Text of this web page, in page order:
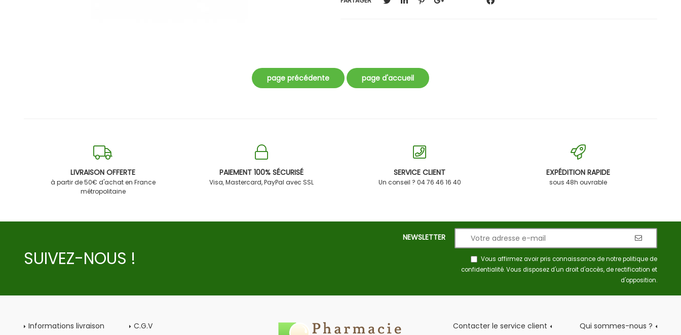
LIVRAISON OFFERTE
à partir de 50€ d'achat en France
métropolitaine
PAIEMENT 100% SÉCURISÉ
Visa, Mastercard, PayPal avec SSL
SERVICE CLIENT
Un conseil ? 04 76 46 16 40
EXPÉDITION RAPIDE
sous 48h ouvrable
SUIVEZ-NOUS !
NEWSLETTER
Vous affirmez avoir pris connaissance de notrepolitique de
confidentialité. Vous disposez d'un droit d'accès, de rectification et
d'opposition.
Informations livraison C.G.V Contacter le service client Qui sommes-nous ?